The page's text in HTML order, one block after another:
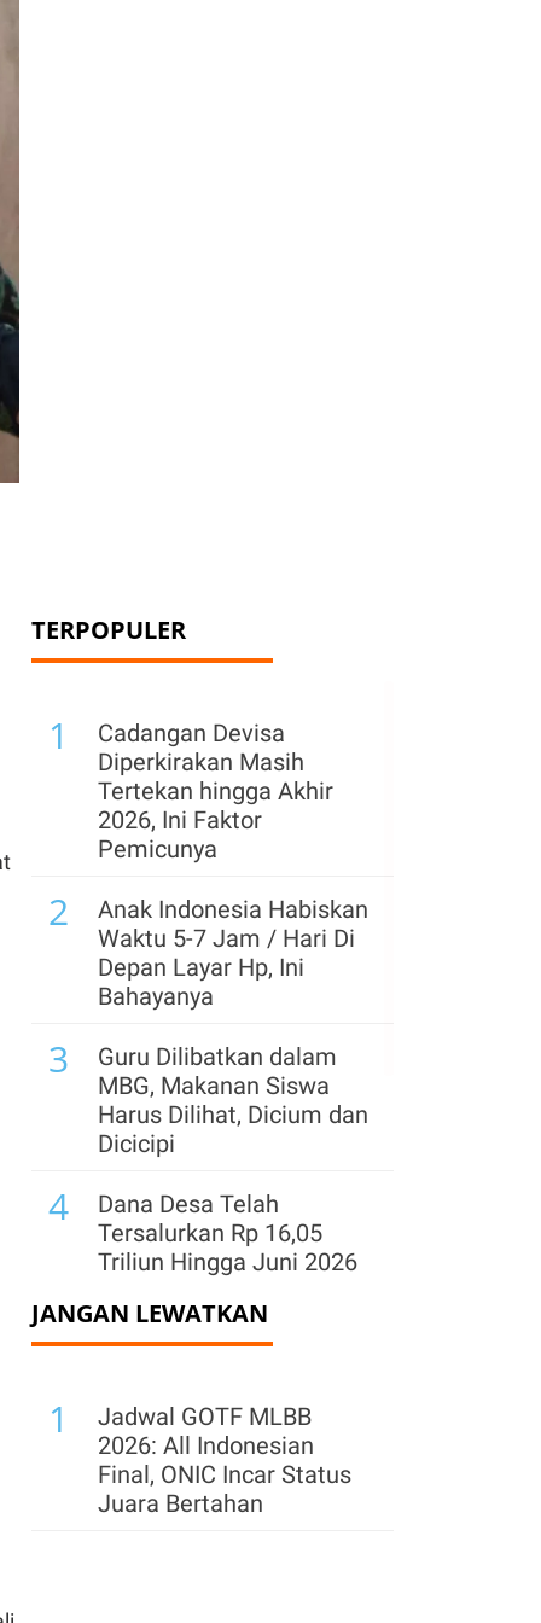
TERPOPULER
1
Cadangan Devisa
Diperkirakan Masih
Tertekan hingga Akhir
2026, Ini Faktor
Pemicunya
2
Anak Indonesia Habiskan
Waktu 5-7 Jam / Hari Di
Depan Layar Hp, Ini
Bahayanya
3
Guru Dilibatkan dalam
MBG, Makanan Siswa
Harus Dilihat, Dicium dan
Dicicipi
4
Dana Desa Telah
Tersalurkan Rp 16,05
Triliun Hingga Juni 2026
5
Cadangan Devisa
Diproyeksi di Kisaran
Miliar di Akhir 2026
PPh 22 Ditunda,
Tokopedia Refund Dana
JANGAN LEWATKAN
1
Jadwal GOTF MLBB
2026: All Indonesian
Final, ONIC Incar Status
Juara Bertahan